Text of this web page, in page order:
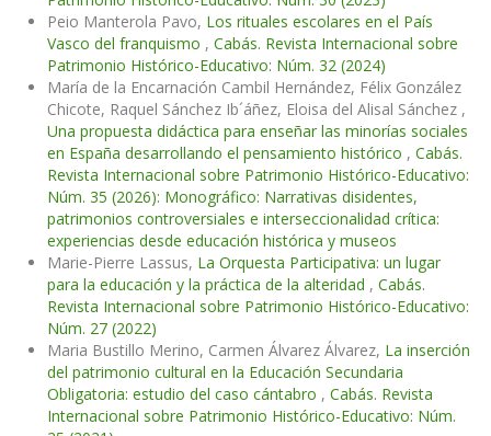
Peio Manterola Pavo, Los rituales escolares en el País
Vasco del franquismo , Cabás. Revista Internacional sobre
Patrimonio Histórico-Educativo: Núm. 32 (2024)
María de la Encarnación Cambil Hernández, Félix González
Chicote, Raquel Sánchez Ib´áñez, Eloisa del Alisal Sánchez ,
Una propuesta didáctica para enseñar las minorías sociales
en España desarrollando el pensamiento histórico , Cabás.
Revista Internacional sobre Patrimonio Histórico-Educativo:
Núm. 35 (2026): Monográfico: Narrativas disidentes,
patrimonios controversiales e interseccionalidad crítica:
experiencias desde educación histórica y museos
Marie-Pierre Lassus, La Orquesta Participativa: un lugar
para la educación y la práctica de la alteridad , Cabás.
Revista Internacional sobre Patrimonio Histórico-Educativo:
Núm. 27 (2022)
Maria Bustillo Merino, Carmen Álvarez Álvarez, La inserción
del patrimonio cultural en la Educación Secundaria
Obligatoria: estudio del caso cántabro , Cabás. Revista
Internacional sobre Patrimonio Histórico-Educativo: Núm.